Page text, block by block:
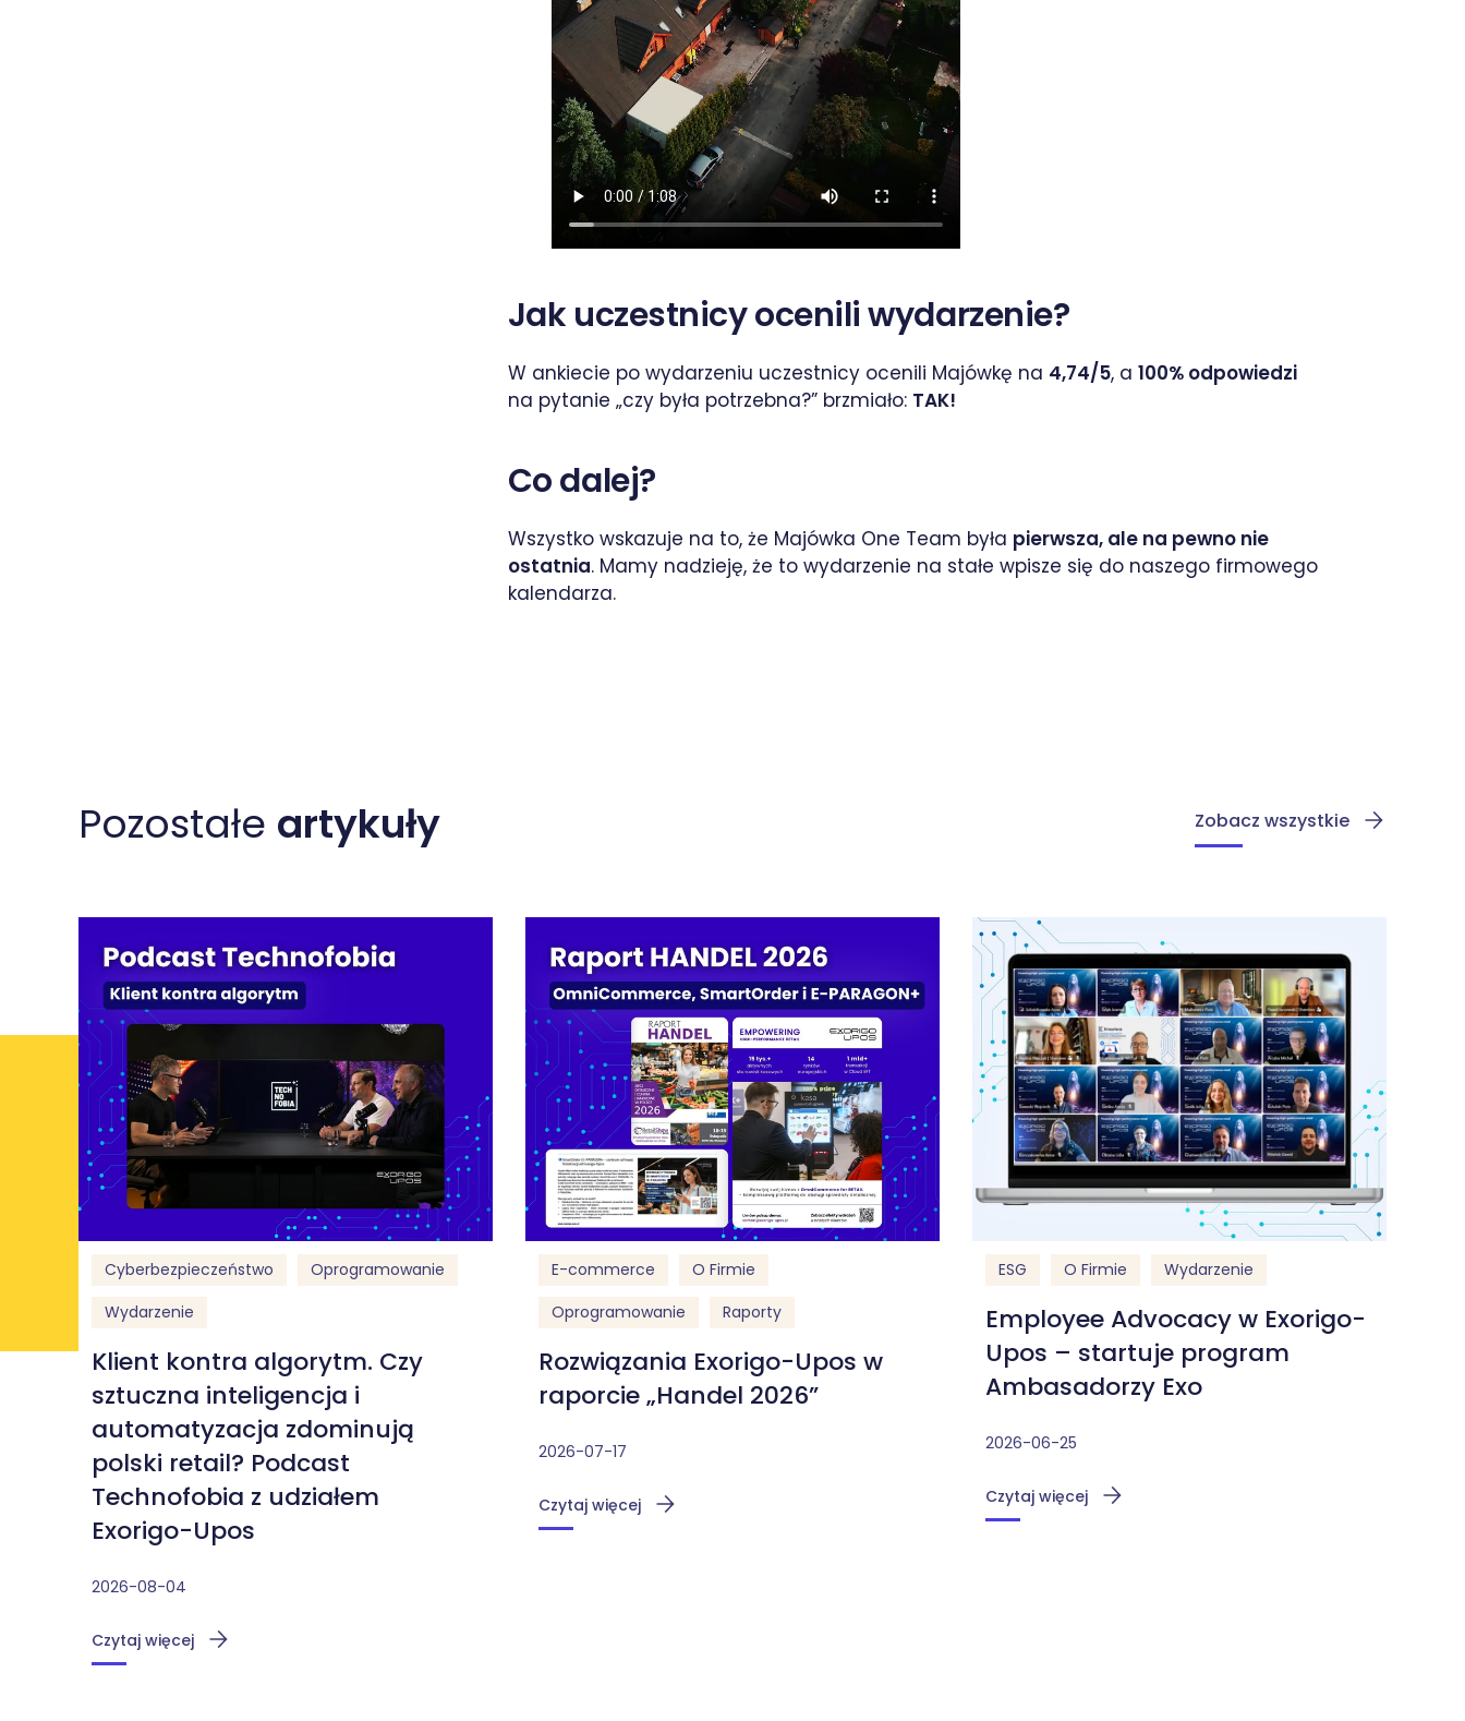
Jak uczestnicy ocenili wydarzenie?
W ankiecie po wydarzeniu uczestnicy ocenili Majówkę na 4,74/5, a 100% odpowiedzi
na pytanie „czy była potrzebna?” brzmiało: TAK!
Co dalej?
Wszystko wskazuje na to, że Majówka One Team była pierwsza, ale na pewno nie
ostatnia. Mamy nadzieję, że to wydarzenie na stałe wpisze się do naszego firmowego
kalendarza.
Pozostałe artykuły Zobacz wszystkie
Cyberbezpieczeństwo
Oprogramowanie
Wydarzenie
Klient kontra algorytm. Czy
sztuczna inteligencja i
automatyzacja zdominują
polski retail? Podcast
Technofobia z udziałem
Exorigo-Upos
2026-08-04
Czytaj więcej
E-commerce
O Firmie
Oprogramowanie
Raporty
Rozwiązania Exorigo-Upos w
raporcie „Handel 2026”
2026-07-17
Czytaj więcej
ESG O Firmie Wydarzenie
Employee Advocacy w Exorigo-
Upos – startuje program
Ambasadorzy Exo
2026-06-25
Czytaj więcej